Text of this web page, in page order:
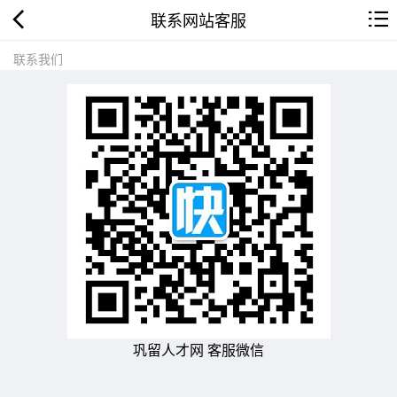
联系网站客服
联系我们
巩留人才网 客服微信